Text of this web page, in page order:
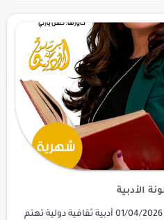
مجلة برشلونة الأدبية العدد الــ28 - 01/04/2026 أدبية ثقافية دولية تهتم